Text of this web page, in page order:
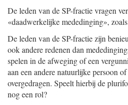
De leden van de SP-fractie vragen
«daadwerkelijke mededinging»,
De leden van de SP-fractie zijn
ook andere redenen dan
spelen in de afweging of een
aan een andere natuurlijke persoon
overgedragen. Speelt hierbij de
nog een rol?